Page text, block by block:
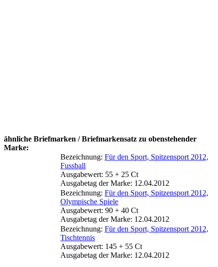
ähnliche Briefmarken / Briefmarkensatz zu obenstehender
Marke:
Bezeichnung: Für den Sport, Spitzensport 2012,
Fussball
Ausgabewert: 55 + 25 Ct
Ausgabetag der Marke: 12.04.2012
Bezeichnung: Für den Sport, Spitzensport 2012,
Olympische Spiele
Ausgabewert: 90 + 40 Ct
Ausgabetag der Marke: 12.04.2012
Bezeichnung: Für den Sport, Spitzensport 2012,
Tischtennis
Ausgabewert: 145 + 55 Ct
Ausgabetag der Marke: 12.04.2012